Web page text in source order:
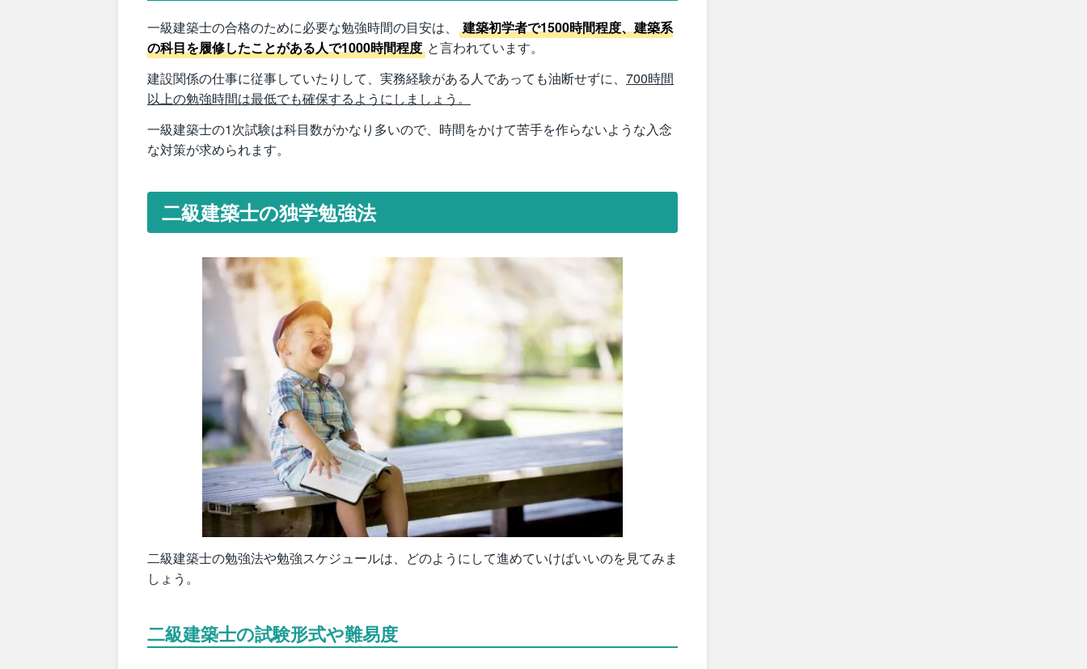
一級建築士の合格のために必要な勉強時間の目安は、
建築初学者で1500時間程度、建築系
の科目を履修したことがある人で1000時間程度 と言われています。
建設関係の仕事に従事していたりして、実務経験がある人であっても油断せずに、 700時間
以上の勉強時間は最低でも確保するようにしましょう。
一級建築士の1次試験は科目数がかなり多いので、時間をかけて苦手を作らないような入念
な対策が求められます。
二級建築士の独学勉強法
二級建築士の勉強法や勉強スケジュールは、どのようにして進めていけばいいのを見てみま
しょう。
二級建築士の試験形式や難易度